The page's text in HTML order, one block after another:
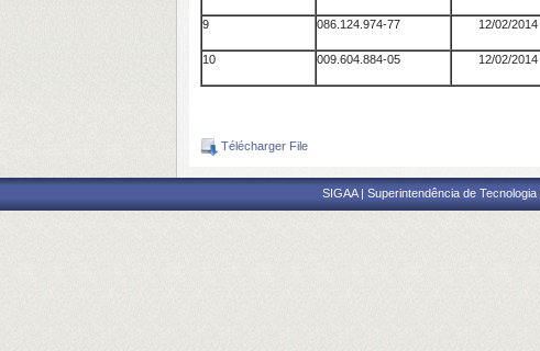
9
086.124.974-77 12/02/2014
10
009.604.884-05 12/02/2014
Télécharger File
SIGAA | Superintendência de